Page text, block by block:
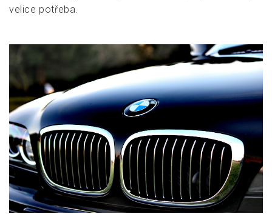
velice potřeba.